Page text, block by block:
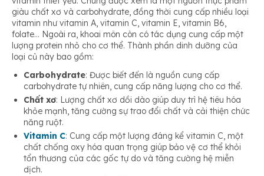
giàu chất xơ và carbohydrate, đồng thời cung cấp nhiều loại
vitamin như vitamin A, vitamin C, vitamin E, vitamin B6,
folate… Ngoài ra, khoai môn còn có tác dụng cung cấp một
lượng protein nhỏ cho cơ thể. Thành phần dinh dưỡng của
loại củ này bao gồm:
Carbohydrate: Được biết đến là nguồn cung cấp
carbohydrate tự nhiên, cung cấp năng lượng cho cơ thể.
Chất xơ: Lượng chất xơ dồi dào giúp duy trì hệ tiêu hóa
khỏe mạnh, tăng cường sự trao đổi chất và cải thiện chức
năng ruột.
Vitamin C: Cung cấp một lượng đáng kể vitamin C, một
chất chống oxy hóa quan trọng giúp bảo vệ cơ thể khỏi
tổn thương của các gốc tự do và tăng cường hệ miễn
dịch.